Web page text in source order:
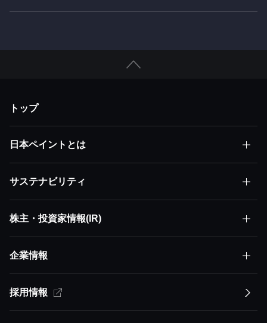
トップ
日本ペイントとは
日本ペイントとはトップ
株主価値最大化（MSV）
アセット・アセンブラー
競争優位性
サステナビリティ
サステナビリティトップ
サステナビリティ方針
サステナビリティ方針トップ
イノベーション
株主・投資家情報(IR)
株主・投資家情報(IR)トップ
経営方針
企業情報
企業情報トップ
採用情報